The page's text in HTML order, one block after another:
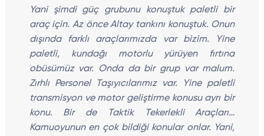
Yani şimdi güç grubunu konuştuk paletli bir
araç için. Az önce Altay tankını konuştuk. Onun
dışında farklı araçlarımızda var bizim. Yine
paletli, kundağı motorlu yürüyen fırtına
obüsümüz var. Onda da bir grup var malum.
Zırhlı Personel Taşıyıcılarımız var. Yine paletli
transmisyon ve motor geliştirme konusu ayrı bir
konu. Bir de Taktik Tekerlekli Araçları…
Kamuoyunun en çok bildiği konular onlar. Yani,